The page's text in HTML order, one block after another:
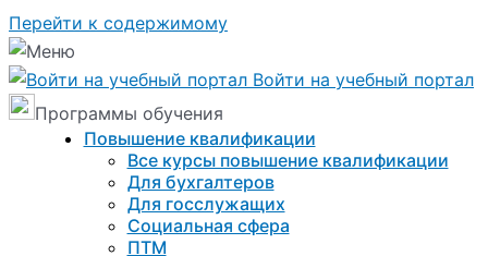
Перейти к содержимому
Войти на учебный портал
Программы обучения
Повышение квалификации
Все курсы повышение квалификации
Для бухгалтеров
Для госслужащих
Социальная сфера
ПТМ